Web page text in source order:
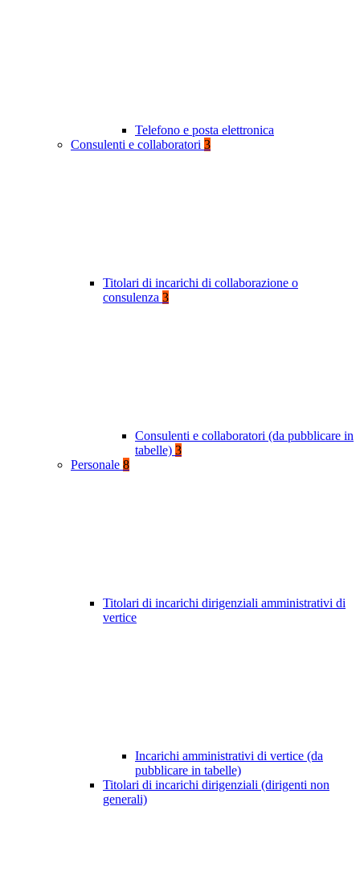
Telefono e posta elettronica
Consulenti e collaboratori 3
Titolari di incarichi di collaborazione o
consulenza 3
Consulenti e collaboratori (da pubblicare in
tabelle) 3
Personale 8
Titolari di incarichi dirigenziali amministrativi di
vertice
Incarichi amministrativi di vertice (da
pubblicare in tabelle)
Titolari di incarichi dirigenziali (dirigenti non
generali)